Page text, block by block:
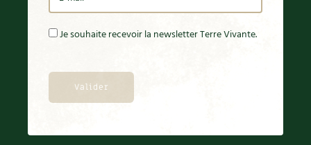
Je souhaite recevoir la newsletter Terre Vivante.